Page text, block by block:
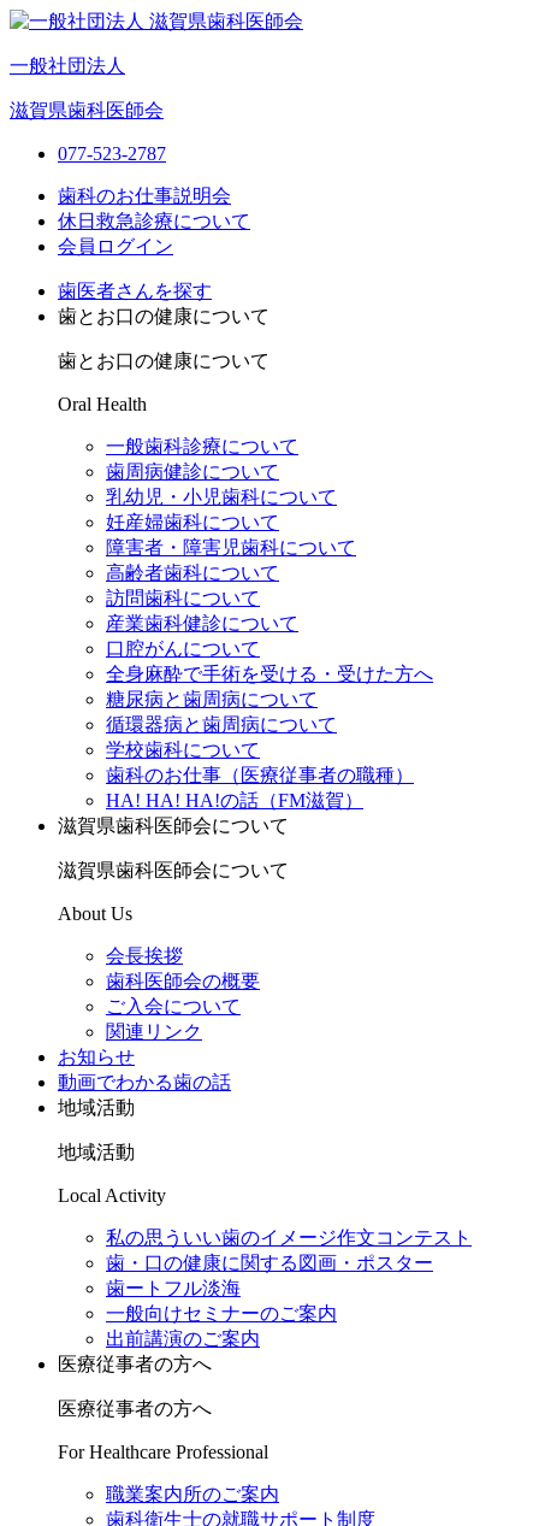
一般社団法人
滋賀県歯科医師会
077-523-2787
歯科のお仕事説明会
休日救急診療について
会員ログイン
歯医者さんを探す
歯とお口の健康について
歯とお口の健康について
Oral Health
一般歯科診療について
歯周病健診について
乳幼児・小児歯科について
妊産婦歯科について
障害者・障害児歯科について
高齢者歯科について
訪問歯科について
産業歯科健診について
口腔がんについて
全身麻酔で手術を受ける・受けた方へ
糖尿病と歯周病について
循環器病と歯周病について
学校歯科について
歯科のお仕事（医療従事者の職種）
HA! HA! HA!の話（FM滋賀）
滋賀県歯科医師会について
滋賀県歯科医師会について
About Us
会長挨拶
歯科医師会の概要
ご入会について
関連リンク
お知らせ
動画でわかる歯の話
地域活動
地域活動
Local Activity
私の思ういい歯のイメージ作文コンテスト
歯・口の健康に関する図画・ポスター
歯ートフル淡海
一般向けセミナーのご案内
出前講演のご案内
医療従事者の方へ
医療従事者の方へ
For Healthcare Professional
職業案内所のご案内
歯科衛生士の就職サポート制度